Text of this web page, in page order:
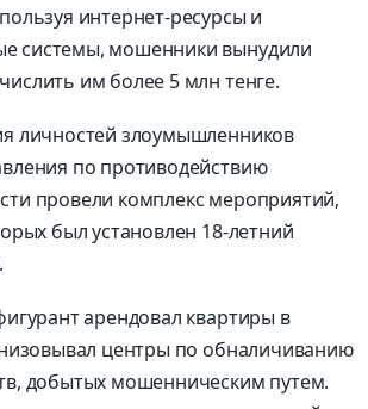
интернет-ресурсы и
системы, мошенники вынудили
им более 5 млн тенге.
личностей злоумышленников
по противодействию
провели комплекс мероприятий,
был установлен 18-летний
арендовал квартиры в
центры по обналичиванию
добытых мошенническим путем.